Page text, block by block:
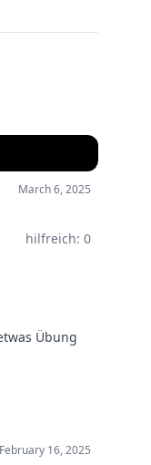
March 6, 2025
hilfreich: 0
Übung
February 16, 2025